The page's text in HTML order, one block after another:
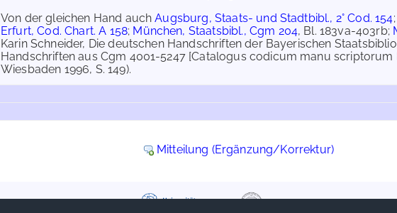
Von der gleichen Hand auchAugsburg, Staats- und Stadtbibl., 2° Cod. 154;
Erfurt, Cod. Chart. A 158; München, Staatsbibl., Cgm 204, Bl. 183va-403rb;
Karin Schneider, Die deutschen Handschriften der Bayerischen
Handschriften aus Cgm 4001-5247 [Catalogus codicum manu scriptorum
Wiesbaden 1996, S. 149).
Mitteilung (Ergänzung/Korrektur)